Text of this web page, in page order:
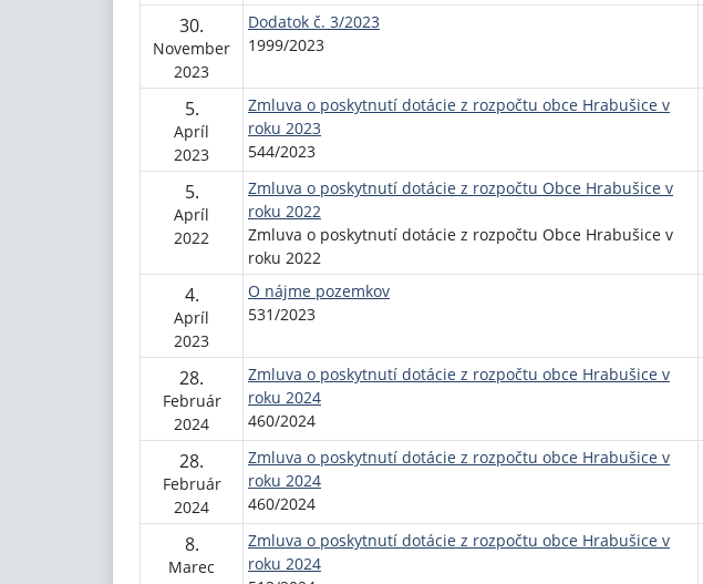
30.
November
2023
Dodatok č. 3/2023
1999/2023
5.
Apríl
2023
Zmluva o poskytnutí dotácie z rozpočtu obce Hrabušice v
roku 2023
544/2023
5.
Apríl
2022
Zmluva o poskytnutí dotácie z rozpočtu Obce Hrabušice v
roku 2022
Zmluva o poskytnutí dotácie z rozpočtu Obce Hrabušice v
roku 2022
4.
Apríl
2023
O nájme pozemkov
531/2023
28.
Február
2024
Zmluva o poskytnutí dotácie z rozpočtu obce Hrabušice v
roku 2024
460/2024
28.
Február
2024
Zmluva o poskytnutí dotácie z rozpočtu obce Hrabušice v
roku 2024
460/2024
8.
Marec
Zmluva o poskytnutí dotácie z rozpočtu obce Hrabušice v
roku 2024